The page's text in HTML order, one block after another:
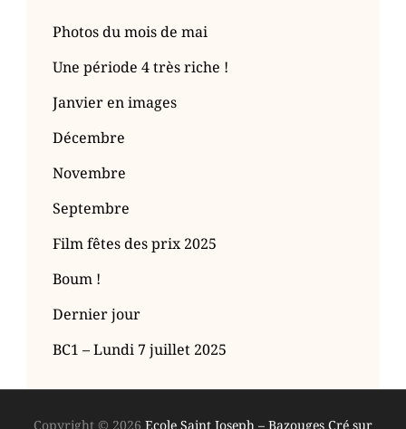
Photos du mois de mai
Une période 4 très riche !
Janvier en images
Décembre
Novembre
Septembre
Film fêtes des prix 2025
Boum !
Dernier jour
BC1 – Lundi 7 juillet 2025
Copyright © 2026 Ecole Saint Joseph – Bazouges Cré sur